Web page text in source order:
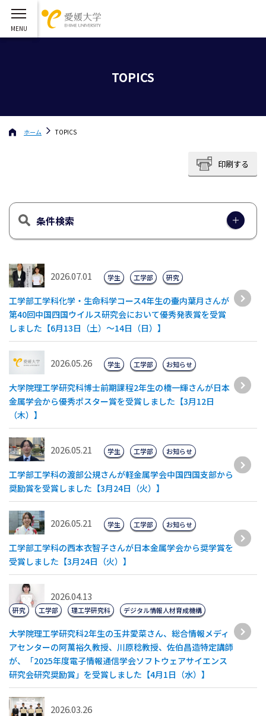
TOPICS
ホーム TOPICS
印刷する
条件検索
2026.07.01
工学部工学科化学・生命科学コース4年生の壷内葉月さんが
第40回中国四国ウイルス研究会において優秀発表賞を受賞
しました【6月13日（土）～14日（日）】
学生 工学部 研究
2026.05.26
大学院理工学研究科博士前期課程2年生の橋一輝さんが日本
金属学会から優秀ポスター賞を受賞しました【3月12日
（木）】
学生 工学部 お知らせ
2026.05.21
⼯学部⼯学科の渡部公規さんが軽⾦属学会中国四国⽀部から
奨励賞を受賞しました【3⽉24⽇（⽕）】
学生 工学部 お知らせ
2026.05.21
工学部工学科の西本衣智子さんが日本金属学会から奨学賞を
受賞しました【3月24日（火）】
学生 工学部 お知らせ
2026.04.13
大学院理工学研究科2年生の玉井愛菜さん、総合情報メディ
アセンターの阿萬裕久教授、川原稔教授、佐伯昌造特定講師
が、「2025年度電子情報通信学会ソフトウェアサイエンス
研究会研究奨励賞」を受賞しました【4月1日（水）】
研究 工学部 理工学研究科 デジタル情報人材育成機構
2026.03.26